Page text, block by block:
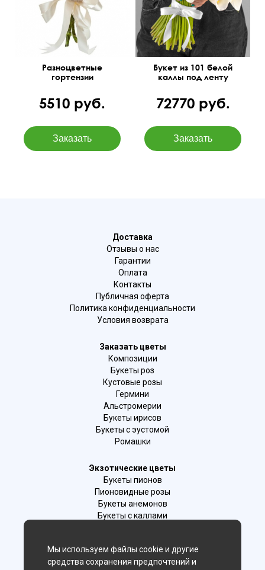
Разноцветные
гортензии
5510 руб.
Букет из 101 белой
каллы под ленту
72770 руб.
Доставка
Отзывы о нас
Гарантии
Оплата
Контакты
Публичная оферта
Политика конфиденциальности
Условия возврата
Заказать цветы
Композиции
Букеты роз
Кустовые розы
Гермини
Альстромерии
Букеты ирисов
Букеты с эустомой
Ромашки
Экзотические цветы
Букеты пионов
Пионовидные розы
Букеты анемонов
Букеты с каллами
Лаванда
Гиацинты
Мы используем файлы cookie и другие
средства сохранения предпочтений и